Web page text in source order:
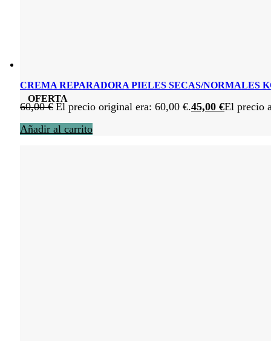
OFERTA
CREMA REPARADORA PIELES SECAS/NORMALES
60,00€ El precio original era: 60,00 €.45,00 €El precio
Añadir al carrito